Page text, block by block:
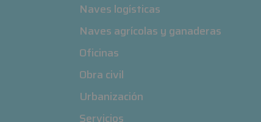
Naves logísticas
Naves agrícolas y ganaderas
Oficinas
Obra civil
Urbanización
Servicios